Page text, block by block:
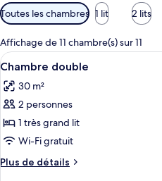
Filtres
disponibles
pour
les
chambres
Toutes les chambres 1 lit 2 lits
Affichage de 11 chambre(s) sur 11
Afficher
toutes
les
photos
pour
ce
type
de
4
Chambre double
30 m²
2 personnes
1 très grand lit
Wi-Fi gratuit
Plus de détails
Plus